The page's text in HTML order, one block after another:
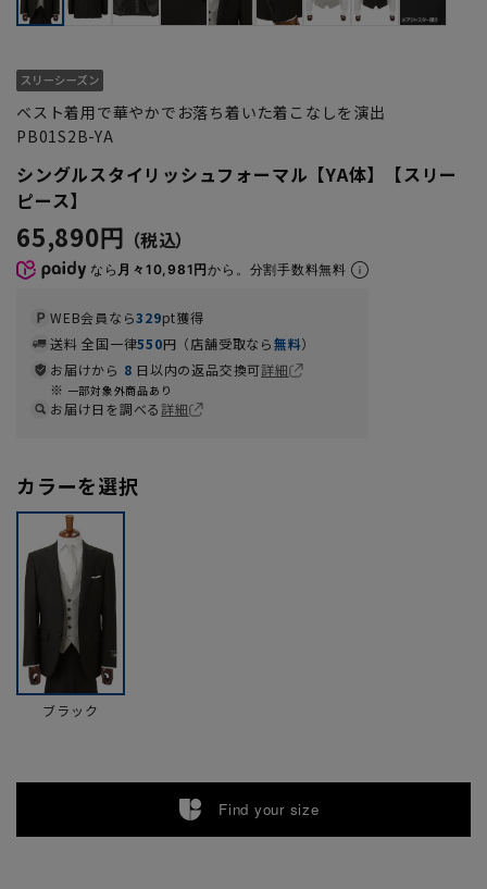
ベスト着用で華やかでお落ち着いた着こなしを演出
PB01S2B-YA
シングルスタイリッシュフォーマル【YA体】【スリー
ピース】
65,890円
なら 月々10,981円から。分割手数料無料
WEB会員なら329pt獲得
送料 全国一律550円（店舗受取なら無料）
お届けから 8 日以内の返品交換可詳細
一部対象外商品あり
お届け日を調べる詳細
カラーを選択
ブラック
Find your size